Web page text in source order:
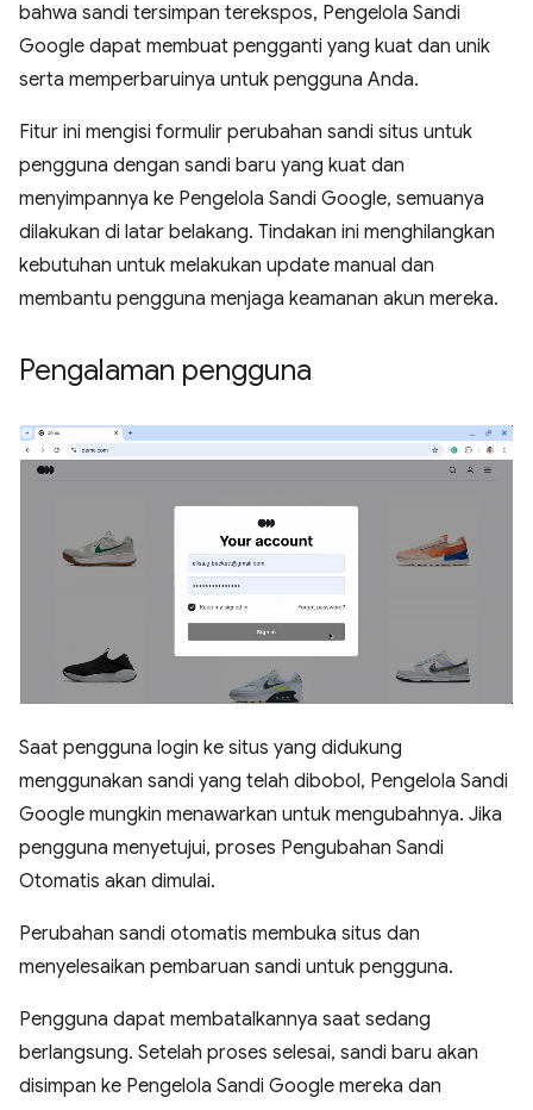
bahwa sandi tersimpan terekspos, Pengelola Sandi
Google dapat membuat pengganti yang kuat dan unik
serta memperbaruinya untuk pengguna Anda.
Fitur ini mengisi formulir perubahan sandi situs untuk
pengguna dengan sandi baru yang kuat dan
menyimpannya ke Pengelola Sandi Google, semuanya
dilakukan di latar belakang. Tindakan ini menghilangkan
kebutuhan untuk melakukan update manual dan
membantu pengguna menjaga keamanan akun mereka.
Pengalaman pengguna
Saat pengguna login ke situs yang didukung
menggunakan sandi yang telah dibobol, Pengelola Sandi
Google mungkin menawarkan untuk mengubahnya. Jika
pengguna menyetujui, proses Pengubahan Sandi
Otomatis akan dimulai.
Perubahan sandi otomatis membuka situs dan
menyelesaikan pembaruan sandi untuk pengguna.
Pengguna dapat membatalkannya saat sedang
berlangsung. Setelah proses selesai, sandi baru akan
disimpan ke Pengelola Sandi Google mereka dan